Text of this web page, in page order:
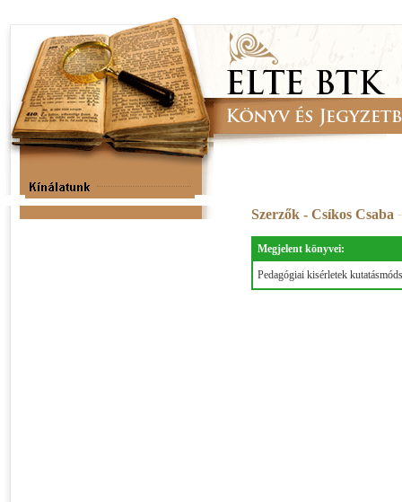
Szerzők - Csíkos Csaba
Megjelent könyvei:
Pedagógiai kisérletek